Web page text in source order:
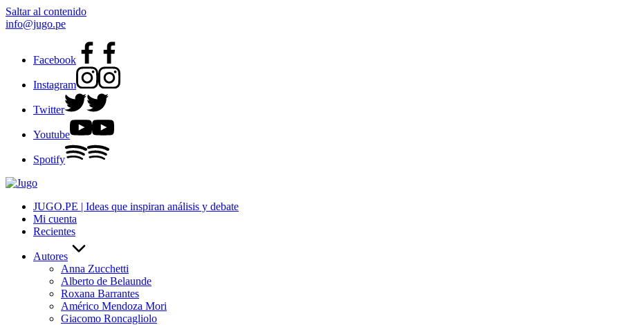
Saltar al contenido
info@jugo.pe
Facebook
Instagram
Twitter
Youtube
Spotify
JUGO.PE | Ideas que inspiran análisis y debate
Mi cuenta
Recientes
Autores
Anna Zucchetti
Alberto de Belaunde
Roxana Barrantes
Américo Mendoza Mori
Giacomo Roncagliolo